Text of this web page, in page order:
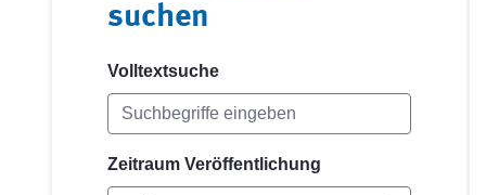
suchen
Volltextsuche
Zeitraum Veröffentlichung